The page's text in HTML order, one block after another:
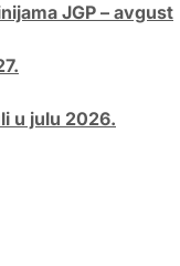
JGP – avgust
u julu 2026.